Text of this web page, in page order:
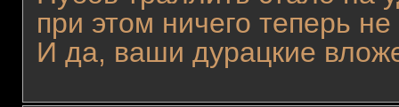
при этом ничего теперь
И да, ваши дурацкие